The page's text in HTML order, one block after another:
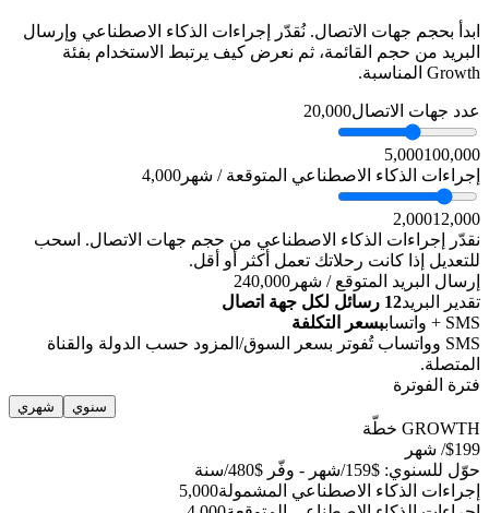
ابدأ بحجم جهات الاتصال. نُقدّر إجراءات الذكاء الاصطناعي وإرسال
البريد من حجم القائمة، ثم نعرض كيف يرتبط الاستخدام بفئة
Growth المناسبة.
عدد جهات الاتصال20,000
5,000100,000
إجراءات الذكاء الاصطناعي المتوقعة / شهر 4,000
2,00012,000
نقدّر إجراءات الذكاء الاصطناعي من حجم جهات الاتصال. اسحب
للتعديل إذا كانت رحلاتك تعمل أكثر أو أقل.
إرسال البريد المتوقع / شهر 240,000
تقدير البريد12 رسائل لكل جهة اتصال
SMS + واتساب
بسعر التكلفة
SMS وواتساب تُفوتر بسعر السوق/المزود حسب الدولة والقناة
المتصلة.
فترة الفوترة
شهري سنوي
GROWTH خطّة
$199 / شهر
حوّل للسنوي: $159/شهر - وفّر $480/سنة
إجراءات الذكاء الاصطناعي المشمولة5,000